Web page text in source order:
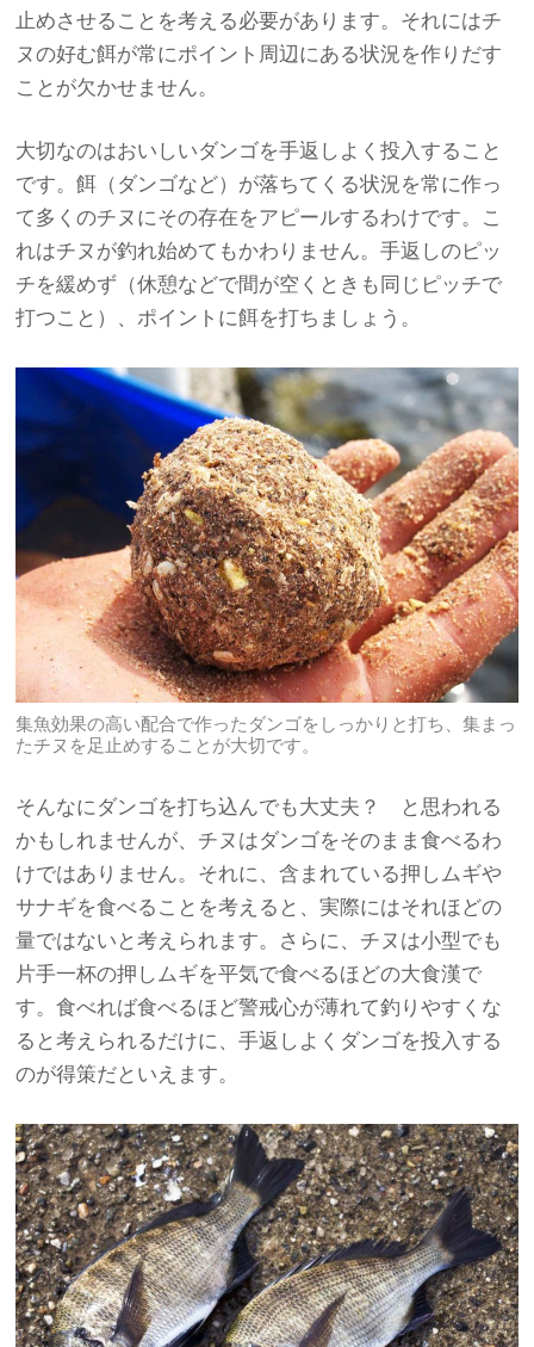
止めさせることを考える必要があります。それにはチ
ヌの好む餌が常にポイント周辺にある状況を作りだす
ことが欠かせません。
大切なのはおいしいダンゴを手返しよく投入すること
です。餌（ダンゴなど）が落ちてくる状況を常に作っ
て多くのチヌにその存在をアピールするわけです。こ
れはチヌが釣れ始めてもかわりません。手返しのピッ
チを緩めず（休憩などで間が空くときも同じピッチで
打つこと）、ポイントに餌を打ちましょう。
集魚効果の高い配合で作ったダンゴをしっかりと打ち、集まっ
たチヌを足止めすることが大切です。
そんなにダンゴを打ち込んでも大丈夫？ と思われる
かもしれませんが、チヌはダンゴをそのまま食べるわ
けではありません。それに、含まれている押しムギや
サナギを食べることを考えると、実際にはそれほどの
量ではないと考えられます。さらに、チヌは小型でも
片手一杯の押しムギを平気で食べるほどの大食漢で
す。食べれば食べるほど警戒心が薄れて釣りやすくな
ると考えられるだけに、手返しよくダンゴを投入する
のが得策だといえます。